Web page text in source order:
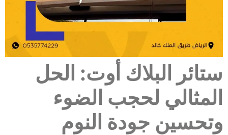
ستائر البلاك أوت: الحل
المثالي لحجب الضوء
وتحسين جودة النوم